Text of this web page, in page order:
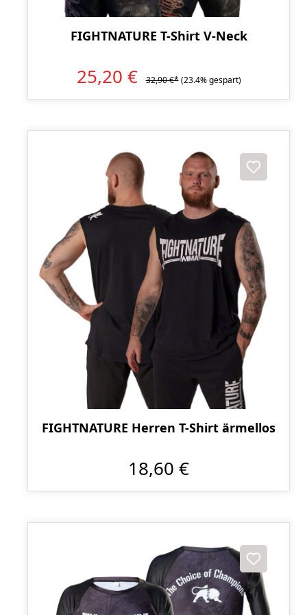
FIGHTNATURE T-Shirt V-Neck
25,20 € 32,90 €* (23.4% gespart)
FIGHTNATURE Herren T-Shirt ärmellos
18,60 €